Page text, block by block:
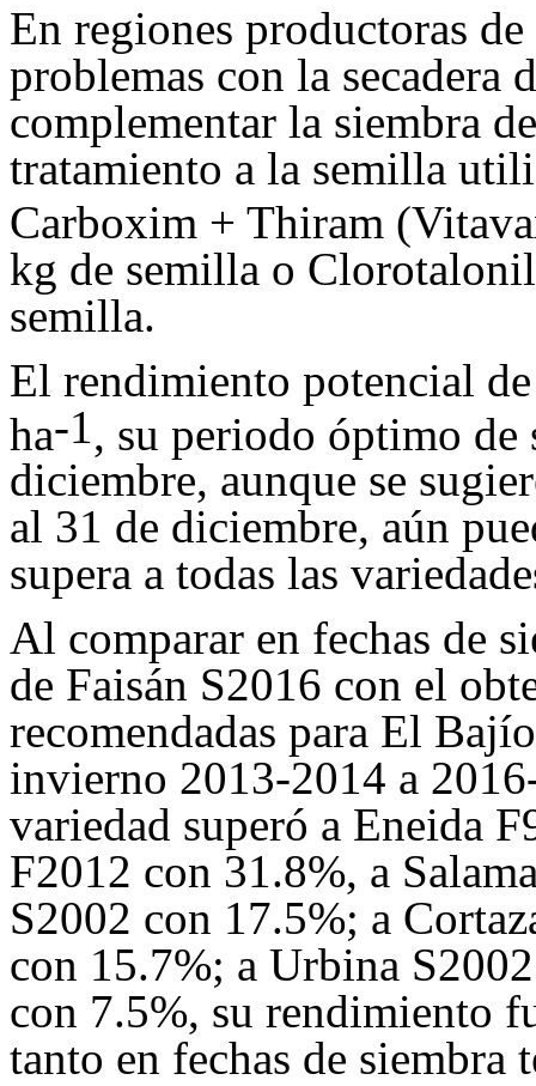
En regiones productoras
problemas con la secadera
complementar la siembra
tratamiento a la semilla
Carboxim + Thiram
kg de semilla o
semilla.
El rendimiento potencial
ha-1 , su periodo óptimo de
diciembre, aunque se
al 31 de diciembre, aún
supera a todas las
Al comparar en fechas de
de Faisán S2016 con el
recomendadas para El
invierno 2013-2014 a
variedad superó a Eneida
F2012 con 31.8%, a
S2002 con 17.5%; a
con 15.7%; a Urbina
con 7.5%, su rendimiento
tanto en fechas de siembra